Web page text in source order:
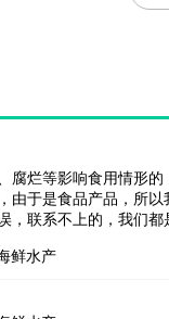
惠济区
腐烂等影响食用情形
由于是食品产品，所
，联系不上的，我们